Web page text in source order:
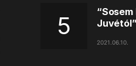
Juvétól”
2021.06.10.